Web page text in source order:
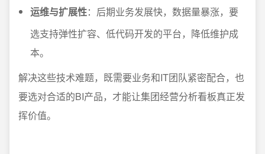
运维与扩展性：后期业务发展快，数据量暴涨，要
选支持弹性扩容、低代码开发的平台，降低维护成
本。
解决这些技术难题，既需要业务和IT团队紧密配合，也
要选对合适的BI产品，才能让集团经营分析看板真正发
挥价值。